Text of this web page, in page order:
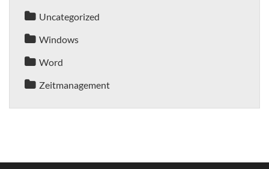
Uncategorized
Windows
Word
Zeitmanagement